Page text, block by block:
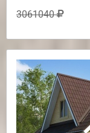
3061040